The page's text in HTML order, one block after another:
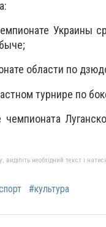
Украины
области по
турнире по
чемпионата
необхідний текст і
#культура